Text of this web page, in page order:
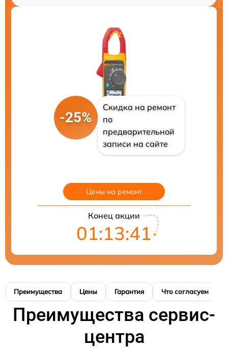
-25%
Скидка на ремонт
по
предварительной
записи на сайте
Цены на ремонт
Конец акции
01:13:40
Преимущества Цены Гарантия Что согласуем
Преимущества сервис-
центра